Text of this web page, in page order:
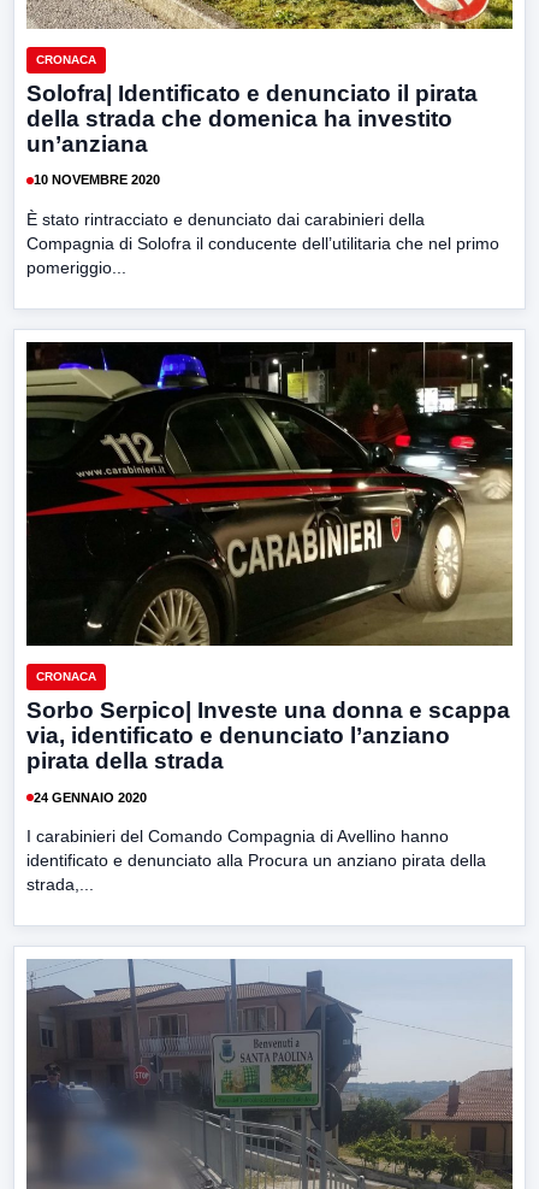
CRONACA
Solofra| Identificato e denunciato il pirata
della strada che domenica ha investito
un’anziana
10 NOVEMBRE 2020
È stato rintracciato e denunciato dai carabinieri della
Compagnia di Solofra il conducente dell’utilitaria che nel primo
pomeriggio...
CRONACA
Sorbo Serpico| Investe una donna e scappa
via, identificato e denunciato l’anziano
pirata della strada
24 GENNAIO 2020
I carabinieri del Comando Compagnia di Avellino hanno
identificato e denunciato alla Procura un anziano pirata della
strada,...